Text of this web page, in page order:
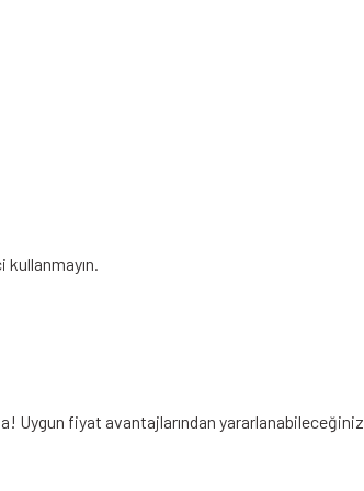
Uygun fiyat avantajlarından yararlanabileceğiniz